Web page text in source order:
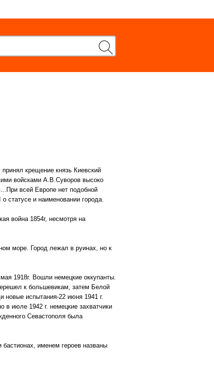
крещение князь Киевский
войсками А.В.Суворов высоко
всей Европе нет подобной
статусе и наименовании города.
война 1854г, несмотря на
море. Город лежал в руинах, но к
1918г. Вошли немецкие оккупанты.
к большевикам, затем Белой
испытания-22 июня 1941 г.
июле 1942 г. немецкие захватчики
Севастополя была
именем героев названы